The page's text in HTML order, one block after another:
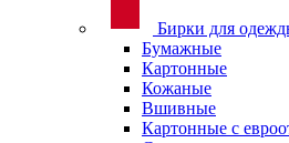
Бирки для
Бумажные
Картонные
Кожаные
Вшивные
Картонные с